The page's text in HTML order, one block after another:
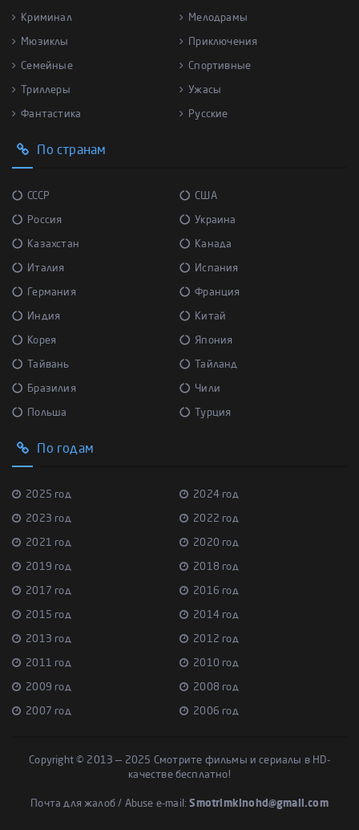
Криминал Мелодрамы
Мюзиклы Приключения
Семейные Спортивные
Триллеры Ужасы
Фантастика Русские
По странам
СССР США
Россия Украина
Казахстан Канада
Италия Испания
Германия Франция
Индия Китай
Корея Япония
Тайвань Тайланд
Бразилия Чили
Польша Турция
По годам
2025 год 2024 год
2023 год 2022 год
2021 год 2020 год
2019 год 2018 год
2017 год 2016 год
2015 год 2014 год
2013 год 2012 год
2011 год 2010 год
2009 год 2008 год
2007 год 2006 год
Copyright © 2013 — 2025 Смотрите фильмы и сериалы в HD-
качестве бесплатно!
Почта для жалоб / Abuse e-mail:Smotrimkinohd@gmail.com